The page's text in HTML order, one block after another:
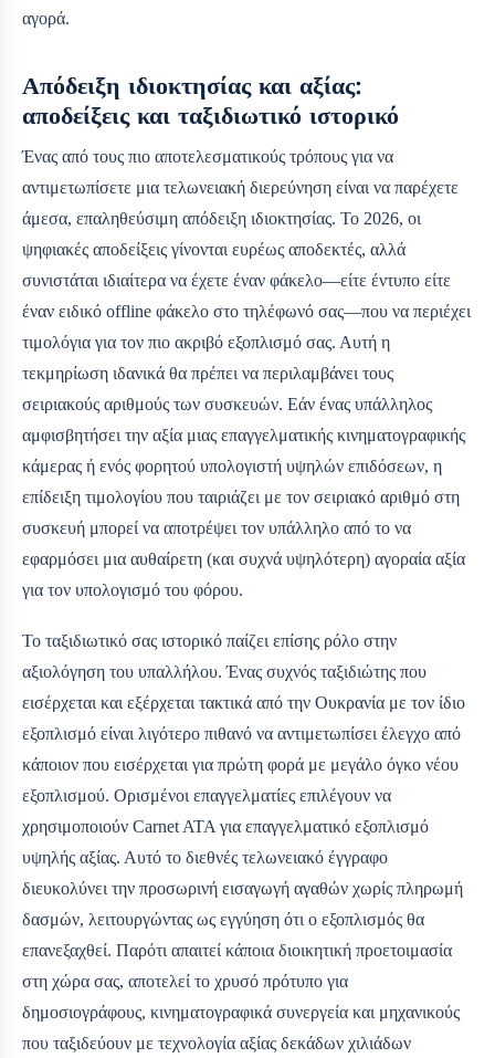
αγορά.
Απόδειξη ιδιοκτησίας και αξίας:
αποδείξεις και ταξιδιωτικό ιστορικό
Ένας από τους πιο αποτελεσματικούς τρόπους για να
αντιμετωπίσετε μια τελωνειακή διερεύνηση είναι να παρέχετε
άμεσα, επαληθεύσιμη απόδειξη ιδιοκτησίας. Το 2026, οι
ψηφιακές αποδείξεις γίνονται ευρέως αποδεκτές, αλλά
συνιστάται ιδιαίτερα να έχετε έναν φάκελο—είτε έντυπο είτε
έναν ειδικό offline φάκελο στο τηλέφωνό σας—που να περιέχει
τιμολόγια για τον πιο ακριβό εξοπλισμό σας. Αυτή η
τεκμηρίωση ιδανικά θα πρέπει να περιλαμβάνει τους
σειριακούς αριθμούς των συσκευών. Εάν ένας υπάλληλος
αμφισβητήσει την αξία μιας επαγγελματικής κινηματογραφικής
κάμερας ή ενός φορητού υπολογιστή υψηλών επιδόσεων, η
επίδειξη τιμολογίου που ταιριάζει με τον σειριακό αριθμό στη
συσκευή μπορεί να αποτρέψει τον υπάλληλο από το να
εφαρμόσει μια αυθαίρετη (και συχνά υψηλότερη) αγοραία αξία
για τον υπολογισμό του φόρου.
Το ταξιδιωτικό σας ιστορικό παίζει επίσης ρόλο στην
αξιολόγηση του υπαλλήλου. Ένας συχνός ταξιδιώτης που
εισέρχεται και εξέρχεται τακτικά από την Ουκρανία με τον ίδιο
εξοπλισμό είναι λιγότερο πιθανό να αντιμετωπίσει έλεγχο από
κάποιον που εισέρχεται για πρώτη φορά με μεγάλο όγκο νέου
εξοπλισμού. Ορισμένοι επαγγελματίες επιλέγουν να
χρησιμοποιούν Carnet ATA για επαγγελματικό εξοπλισμό
υψηλής αξίας. Αυτό το διεθνές τελωνειακό έγγραφο
διευκολύνει την προσωρινή εισαγωγή αγαθών χωρίς πληρωμή
δασμών, λειτουργώντας ως εγγύηση ότι ο εξοπλισμός θα
επανεξαχθεί. Παρότι απαιτεί κάποια διοικητική προετοιμασία
στη χώρα σας, αποτελεί το χρυσό πρότυπο για
δημοσιογράφους, κινηματογραφικά συνεργεία και μηχανικούς
που ταξιδεύουν με τεχνολογία αξίας δεκάδων χιλιάδων